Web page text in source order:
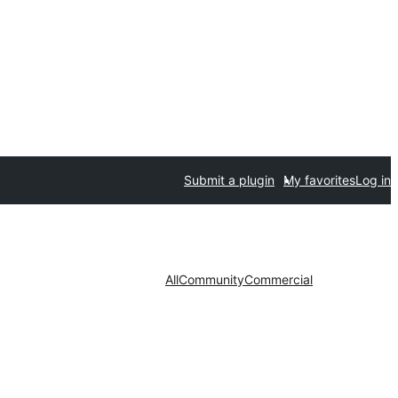
Submit a plugin My favoritesLog in
AllCommunityCommercial